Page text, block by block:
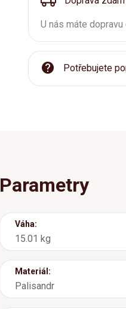
U nás máte
Potřebujete
Parametry
Váha:
15.01 kg
Materiál:
Palisandr